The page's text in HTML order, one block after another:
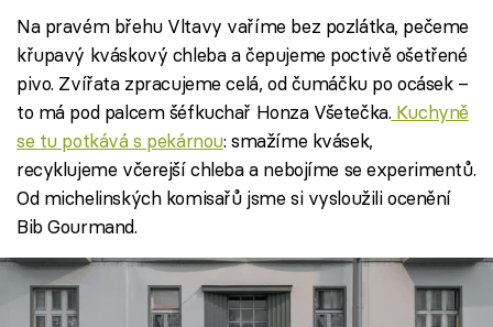
Na pravém břehu Vltavy vaříme bez pozlátka, pečeme
křupavý kváskový chleba a čepujeme poctivě ošetřené
pivo. Zvířata zpracujeme celá, od čumáčku po ocásek –
to má pod palcem šéfkuchař Honza Všetečka. Kuchyně
se tu potkává s pekárnou: smažíme kvásek,
recyklujeme včerejší chleba a nebojíme se experimentů.
Od michelinských komisařů jsme si vysloužili ocenění
Bib Gourmand.